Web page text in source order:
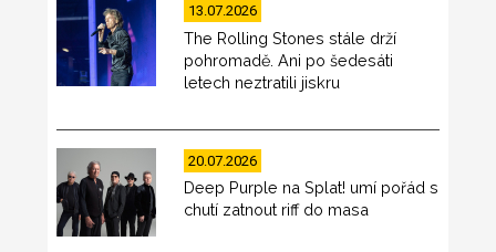
13.07.2026
The Rolling Stones stále drží
pohromadě. Ani po šedesáti
letech neztratili jiskru
20.07.2026
Deep Purple na Splat! umí pořád s
chutí zatnout riff do masa